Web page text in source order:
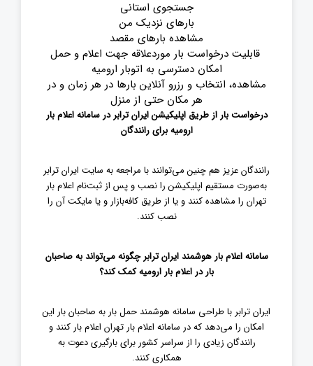
جستجوی استانی
بارهای نزدیک من
مشاهده بارهای مقصد
قابلیت درخواست بار موردعلاقه جهت اعلام و حمل
امکان دسترسی به اتوبار ارومیه
مشاهده، انتخاب و رزرو آنلاین بارها در هر زمان و در
هر مکان حتی از منزل
درخواست بار از طریق اپلیکیشن ایران ترابر در سامانه اعلام بار
ارومیه برای رانندگان
رانندگان عزیز هم چنین می‌توانند با مراجعه به سایت ایران ترابر
به‌صورت مستقیم اپلیکیشن را نصب و پس از ثبت‌نام اعلام بار
تهران را مشاهده کنند و یا از طریق کافه‌بازار و یا مایکت آن را
نصب کنند.
سامانه اعلام بار هوشمند ایران ترابر چگونه می‌تواند به صاحبان
بار در اعلام بار ارومیه کمک کند؟
ایران ترابر با طراحی سامانه هوشمند حمل بار به صاحبان بار این
امکان را می‌دهد که در سامانه اعلام بار تهران اعلام بار کنند و
رانندگان زیادی را از سراسر کشور برای بارگیری دعوت به
همکاری کنند.